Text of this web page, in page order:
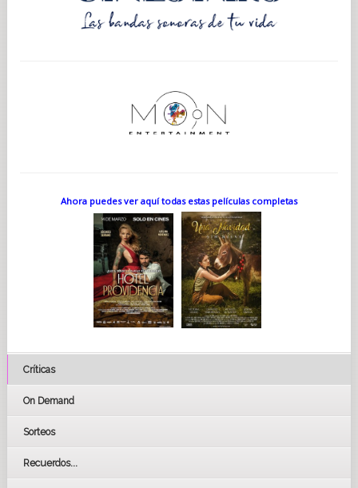
Ahora puedes ver aquí todas estas películas completas
Críticas
On Demand
Sorteos
Recuerdos...